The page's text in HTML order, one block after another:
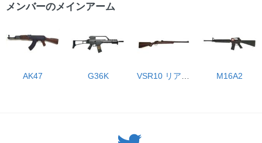
メンバーのメインアーム
AK47 G36K M16A2